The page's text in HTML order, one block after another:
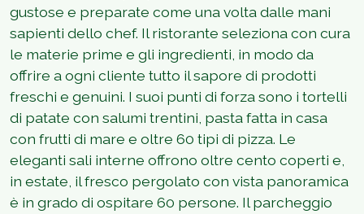
gustose e preparate come una volta dalle mani
sapienti dello chef. Il ristorante seleziona con cura
le materie prime e gli ingredienti, in modo da
offrire a ogni cliente tutto il sapore di prodotti
freschi e genuini. I suoi punti di forza sono i tortelli
di patate con salumi trentini, pasta fatta in casa
con frutti di mare e oltre 60 tipi di pizza. Le
eleganti sali interne offrono oltre cento coperti e,
in estate, il fresco pergolato con vista panoramica
è in grado di ospitare 60 persone. Il parcheggio